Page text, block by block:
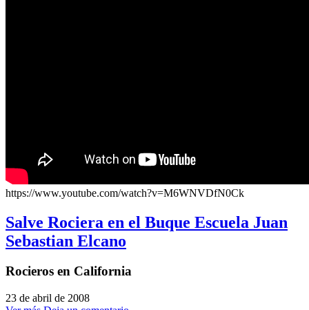
https://www.youtube.com/watch?v=M6WNVDfN0Ck
Salve Rociera en el Buque Escuela Juan
Sebastian Elcano
Rocieros en California
23 de abril de 2008